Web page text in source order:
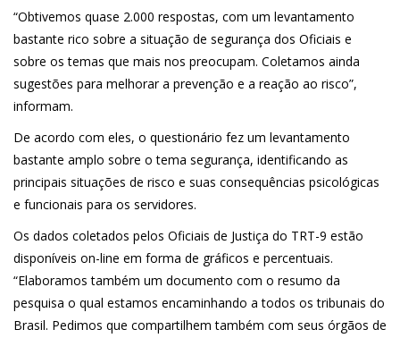
“Obtivemos quase 2.000 respostas, com um levantamento
bastante rico sobre a situação de segurança dos Oficiais e
sobre os temas que mais nos preocupam. Coletamos ainda
sugestões para melhorar a prevenção e a reação ao risco”,
informam.
De acordo com eles, o questionário fez um levantamento
bastante amplo sobre o tema segurança, identificando as
principais situações de risco e suas consequências psicológicas
e funcionais para os servidores.
Os dados coletados pelos Oficiais de Justiça do TRT-9 estão
disponíveis on-line em forma de gráficos e percentuais.
“Elaboramos também um documento com o resumo da
pesquisa o qual estamos encaminhando a todos os tribunais do
Brasil. Pedimos que compartilhem também com seus órgãos de